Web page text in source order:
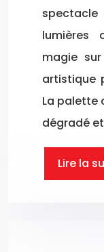
lumières
magie
artistique
La palette
dégradé
Lire la